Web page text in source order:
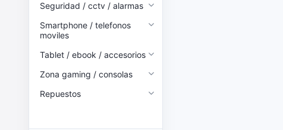
Seguridad / cctv / alarmas
Smartphone / telefonos
moviles
Tablet / ebook / accesorios
Zona gaming / consolas
Repuestos